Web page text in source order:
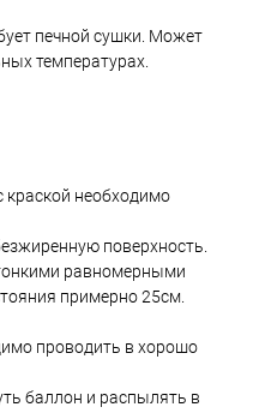
печной сушки. Может
температурах.
краской необходимо
поверхность.
равномерными
примерно 25см.
проводить в хорошо
баллон и распылять в